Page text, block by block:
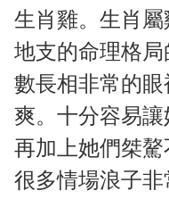
生肖雞。生肖
地支的命理格
數長相非常的
爽。十分容易讓
再加上她們桀
很多情場浪子